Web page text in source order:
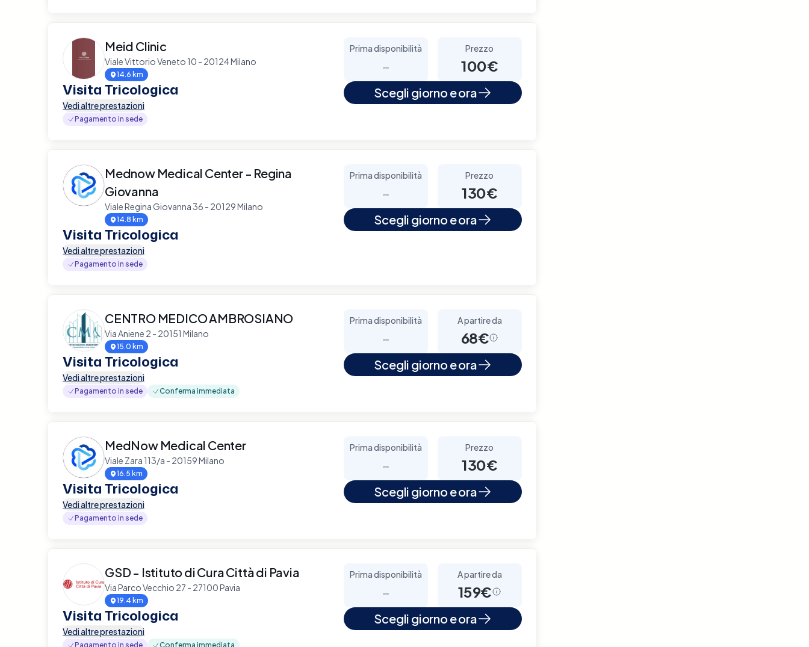
Meid Clinic
Viale Vittorio Veneto 10 - 20124 Milano
14.6 km
Visita Tricologica
Vedi altre prestazioni
Pagamento in sede
Prima disponibilità
-
Prezzo
100€
Scegli giorno e ora
Mednow Medical Center - Regina
Giovanna
Viale Regina Giovanna 36 - 20129 Milano
14.8 km
Visita Tricologica
Vedi altre prestazioni
Pagamento in sede
Prima disponibilità
-
Prezzo
130€
Scegli giorno e ora
CENTRO MEDICO AMBROSIANO
Via Aniene 2 - 20151 Milano
15.0 km
Visita Tricologica
Vedi altre prestazioni
Pagamento in sede Conferma immediata
Prima disponibilità
-
A partire da
68€
Scegli giorno e ora
MedNow Medical Center
Viale Zara 113/a - 20159 Milano
16.5 km
Visita Tricologica
Vedi altre prestazioni
Pagamento in sede
Prima disponibilità
-
Prezzo
130€
Scegli giorno e ora
GSD - Istituto di Cura Città di Pavia
Via Parco Vecchio 27 - 27100 Pavia
19.4 km
Visita Tricologica
Vedi altre prestazioni
Pagamento in sede Conferma immediata
Prima disponibilità
-
A partire da
159€
Scegli giorno e ora